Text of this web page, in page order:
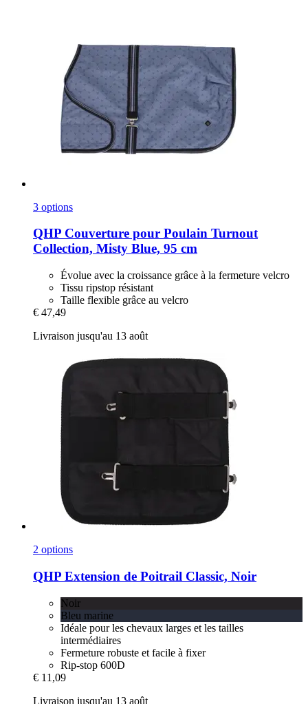
3 options
QHP Couverture pour Poulain Turnout
Collection, Misty Blue, 95 cm
Évolue avec la croissance grâce à la fermeture velcro
Tissu ripstop résistant
Taille flexible grâce au velcro
€ 47,49
Livraison jusqu'au 13 août
2 options
QHP Extension de Poitrail Classic, Noir
Noir
Bleu marine
Idéale pour les chevaux larges et les tailles
intermédiaires
Fermeture robuste et facile à fixer
Rip-stop 600D
€ 11,09
Livraison jusqu'au 13 août